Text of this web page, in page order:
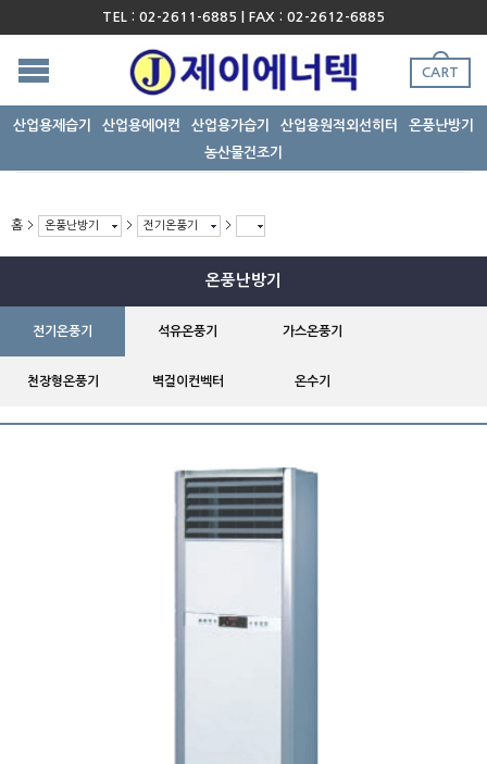
TEL : 02-2611-6885 | FAX : 02-2612-6885
CART
산업용제습기 산업용에어컨 산업용가습기 산업용원적외선히터
온풍난방기
농산물건조기
홈 온풍난방기 전기온풍기
온풍난방기
전기온풍기 석유온풍기 가스온풍기
천장형온풍기 벽걸이컨벡터 온수기